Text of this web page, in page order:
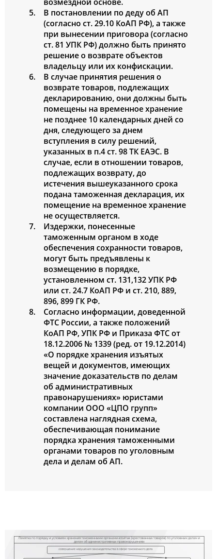
В постановлении по деду об АП
(согласно ст. 29.10 КоАП РФ), а также
при вынесении приговора (согласно
ст. 81 УПК РФ) должно быть принято
решение о возврате объектов
владельцу или их конфискации.
В случае принятия решения о
возврате товаров, подлежащих
декларированию, они должны быть
помещены на временное хранение
не позднее 10 календарных дней со
дня, следующего за днем
вступления в силу решений,
указанных в п.4 ст. 98 ТК ЕАЭС. В
случае, если в отношении товаров,
подлежащих возврату, до
истечения вышеуказанного срока
подана таможенная декларация, их
помещение на временное хранение
не осуществляется.
Издержки, понесенные
таможенным органом в ходе
обеспечения сохранности товаров,
могут быть предъявлены к
возмещению в порядке,
установленном ст. 131,132 УПК РФ
или ст. 24.7 КоАП РФ и ст. 210, 889,
896, 899 ГК РФ.
Согласно информации, доведенной
ФТС России, а также положений
КоАП РФ, УПК РФ и Приказа ФТС от
18.12.2006 № 1339 (ред. от 19.12.2014)
«О порядке хранения изъятых
вещей и документов, имеющих
значение доказательств по делам
об административных
правонарушениях» юристами
компании ООО «ЦПО групп»
составлена наглядная схема,
обеспечивающая понимание
порядка хранения таможенными
органами товаров по уголовным
дела и делам об АП.